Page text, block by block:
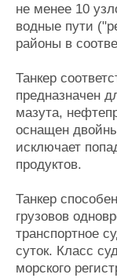
не менее 10
водные пути
районы в
Танкер
предназначен
мазута,
оснащен
исключает
продуктов.
Танкер
грузовов
транспортное
суток. Класс
морского